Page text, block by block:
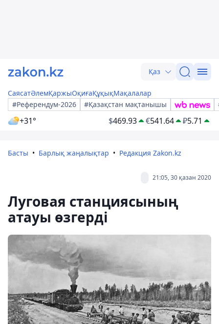
Қаз
СаясатӘлемҚаржыОқиғаҚұқықМақалалар
#Референдум-2026
#Қазақстан мақтанышы
+31° $469.93 €541.64 ₽5.71
Басты Барлық жаңалықтар Редакция Zakon.kz
21:05, 30 қазан 2020
Луговая станциясының
атауы өзгерді